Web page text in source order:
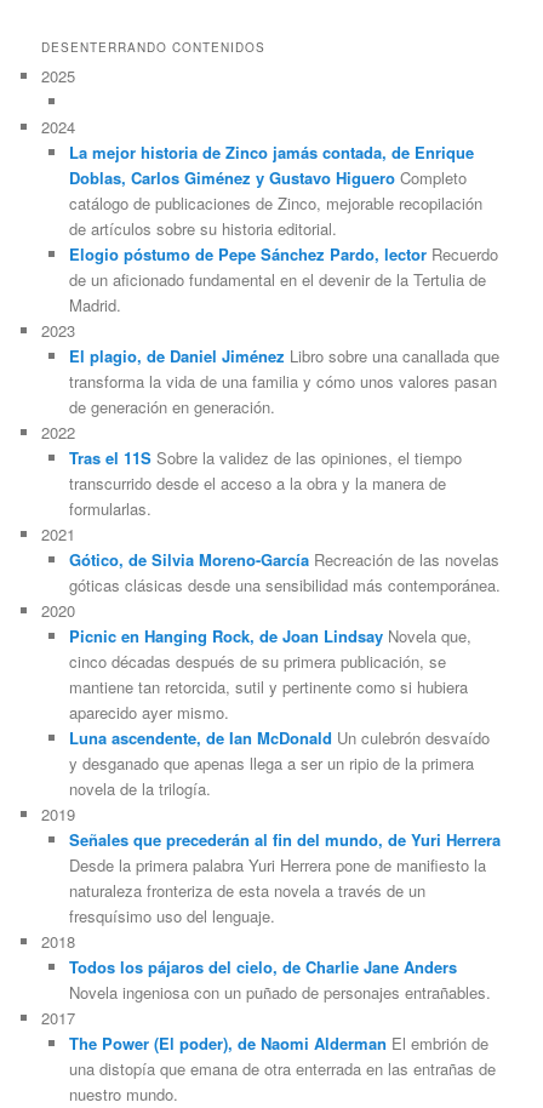
DESENTERRANDO CONTENIDOS
2025
2024
La mejor historia de Zinco jamás contada, de Enrique
Doblas, Carlos Giménez y Gustavo HigueroCompleto
catálogo de publicaciones de Zinco, mejorable recopilación
de artículos sobre su historia editorial.
Elogio póstumo de Pepe Sánchez Pardo, lectorRecuerdo
de un aficionado fundamental en el devenir de la Tertulia de
Madrid.
2023
El plagio, de Daniel Jiménez Libro sobre una canallada que
transforma la vida de una familia y cómo unos valores pasan
de generación en generación.
2022
Tras el 11SSobre la validez de las opiniones, el tiempo
transcurrido desde el acceso a la obra y la manera de
formularlas.
2021
Gótico, de Silvia Moreno-GarcíaRecreación de las novelas
góticas clásicas desde una sensibilidad más contemporánea.
2020
Picnic en Hanging Rock, de Joan LindsayNovela que,
cinco décadas después de su primera publicación, se
mantiene tan retorcida, sutil y pertinente como si hubiera
aparecido ayer mismo.
Luna ascendente, de Ian McDonald Un culebrón desvaído
y desganado que apenas llega a ser un ripio de la primera
novela de la trilogía.
2019
Señales que precederán al fin del mundo, de Yuri Herrera
Desde la primera palabra Yuri Herrera pone de manifiesto la
naturaleza fronteriza de esta novela a través de un
fresquísimo uso del lenguaje.
2018
Todos los pájaros del cielo, de Charlie Jane Anders
Novela ingeniosa con un puñado de personajes entrañables.
2017
The Power (El poder), de Naomi Alderman El embrión de
una distopía que emana de otra enterrada en las entrañas de
nuestro mundo.